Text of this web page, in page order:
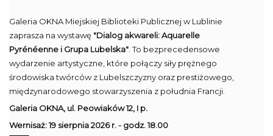
Galeria OKNA Miejskiej Biblioteki Publicznej w Lublinie
zaprasza na wystawę "Dialog akwareli: Aquarelle
Pyrénéenne i Grupa Lubelska" . To bezprecedensowe
wydarzenie artystyczne, które połączy siły prężnego
środowiska twórców z Lubelszczyzny oraz prestiżowego,
międzynarodowego stowarzyszenia z południa Francji.
Galeria OKNA, ul. Peowiaków 12, I p.
Wernisaż: 19 sierpnia 2026 r. - godz. 18.00